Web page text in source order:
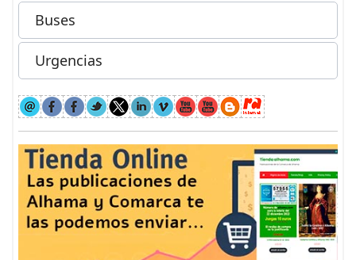
Buses
Urgencias